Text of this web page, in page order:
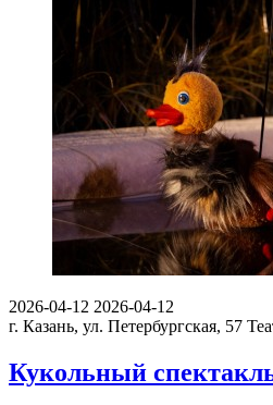
2026-04-12 2026-04-12
г. Казань, ул. Петербургская, 57
Кукольный